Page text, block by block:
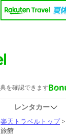
レンタカー
楽天トラベルトップ>
旅館